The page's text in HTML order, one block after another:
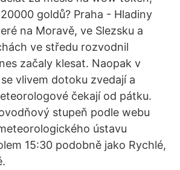
goldů? Praha - Hladiny
na Moravě, ve Slezsku a
ve středu rozvodnil
začaly klesat. Naopak v
vlivem dotoku zvedají a
čekají od pátku.
stupeň podle webu
ústavu
15:30 podobně jako Rychlé,